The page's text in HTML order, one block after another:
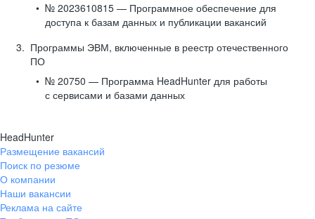
№ 2023610815 — Программное обеспечение для
доступа к базам данных и публикации вакансий
Программы ЭВМ, включенные в реестр отечественного
ПО
№ 20750 — Программа HeadHunter для работы
с сервисами и базами данных
HeadHunter
Размещение вакансий
Поиск по резюме
О компании
Наши вакансии
Реклама на сайте